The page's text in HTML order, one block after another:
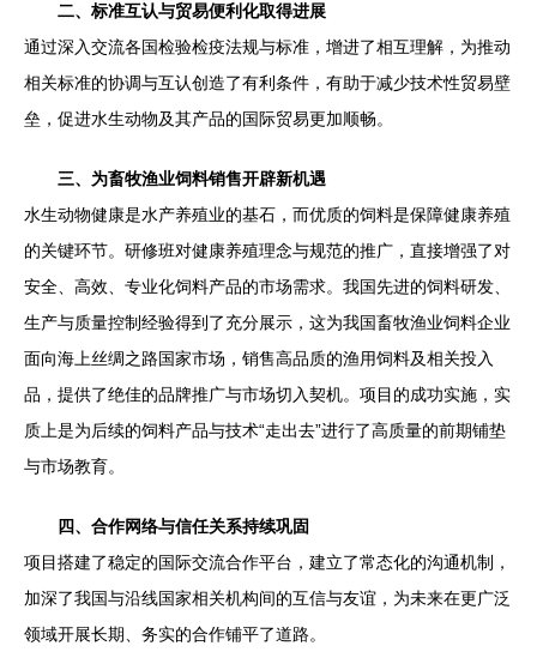
二、标准互认与贸易便利化取得进展
通过深入交流各国检验检疫法规与标准，增进了相互理解，为推动
相关标准的协调与互认创造了有利条件，有助于减少技术性贸易壁
垒，促进水生动物及其产品的国际贸易更加顺畅。
三、为畜牧渔业饲料销售开辟新机遇
水生动物健康是水产养殖业的基石，而优质的饲料是保障健康养殖
的关键环节。研修班对健康养殖理念与规范的推广，直接增强了对
安全、高效、专业化饲料产品的市场需求。我国先进的饲料研发、
生产与质量控制经验得到了充分展示，这为我国畜牧渔业饲料企业
面向海上丝绸之路国家市场，销售高品质的渔用饲料及相关投入
品，提供了绝佳的品牌推广与市场切入契机。项目的成功实施，实
质上是为后续的饲料产品与技术“走出去”进行了高质量的前期铺垫
与市场教育。
四、合作网络与信任关系持续巩固
项目搭建了稳定的国际交流合作平台，建立了常态化的沟通机制，
加深了我国与沿线国家相关机构间的互信与友谊，为未来在更广泛
领域开展长期、务实的合作铺平了道路。